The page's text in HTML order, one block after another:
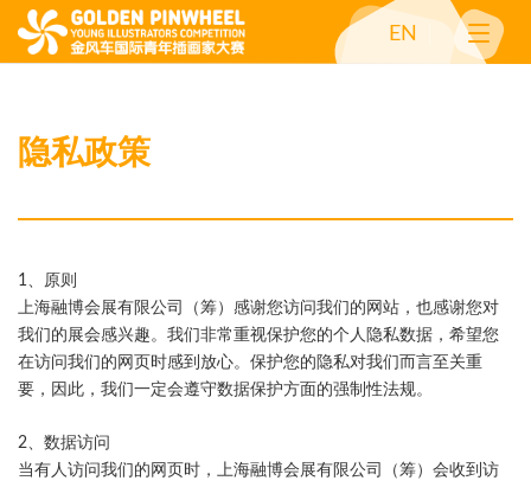
EN
隐私政策
1、原则
上海融博会展有限公司（筹）感谢您访问我们的网站，也感谢您对
我们的展会感兴趣。我们非常重视保护您的个人隐私数据，希望您
在访问我们的网页时感到放心。保护您的隐私对我们而言至关重
要，因此，我们一定会遵守数据保护方面的强制性法规。
2、数据访问
当有人访问我们的网页时，上海融博会展有限公司（筹）会收到访